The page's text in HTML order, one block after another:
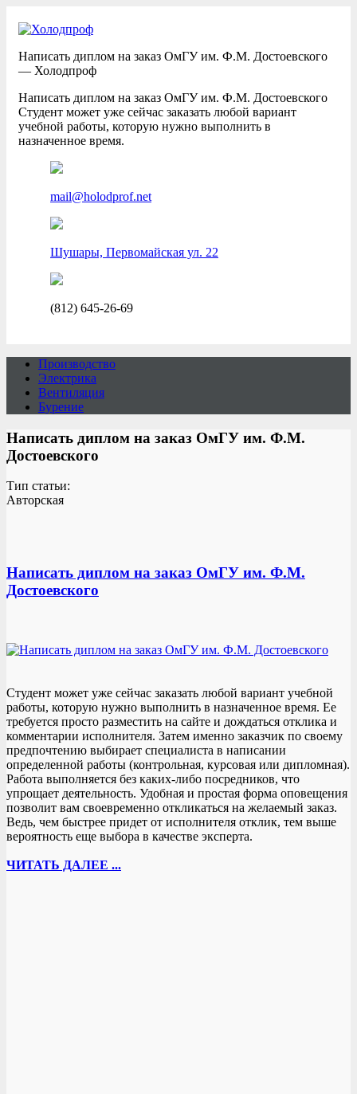
Написать диплом на заказ ОмГУ им. Ф.М. Достоевского
— Холодпроф
Написать диплом на заказ ОмГУ им. Ф.М. Достоевского
Студент может уже сейчас заказать любой вариант
учебной работы, которую нужно выполнить в
назначенное время.
mail@holodprof.net
Шушары, Первомайская ул. 22
(812) 645-26-69
Производство
Электрика
Вентиляция
Бурение
Написать диплом на заказ ОмГУ им. Ф.М.
Достоевского
Тип статьи:
Авторская
Написать диплом на заказ ОмГУ им. Ф.М.
Достоевского
Студент может уже сейчас заказать любой вариант учебной
работы, которую нужно выполнить в назначенное время. Ее
требуется просто разместить на сайте и дождаться отклика и
комментарии исполнителя. Затем именно заказчик по своему
предпочтению выбирает специалиста в написании
определенной работы (контрольная, курсовая или дипломная).
Работа выполняется без каких-либо посредников, что
упрощает деятельность. Удобная и простая форма оповещения
позволит вам своевременно откликаться на желаемый заказ.
Ведь, чем быстрее придет от исполнителя отклик, тем выше
вероятность еще выбора в качестве эксперта.
ЧИТАТЬ ДАЛЕЕ ...